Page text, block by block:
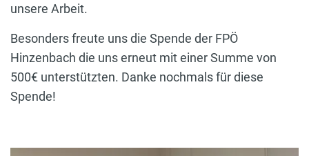
unsere Arbeit.
Besonders freute uns die Spende der FPÖ
Hinzenbach die uns erneut mit einer Summe von
500€ unterstützten. Danke nochmals für diese
Spende!